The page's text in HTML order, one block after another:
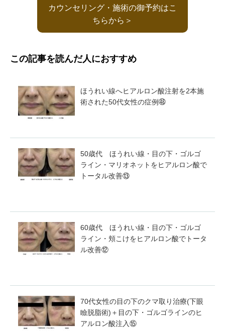
カウンセリング・施術の御予約はこ
ちらから＞
この記事を読んだ人におすすめ
ほうれい線へヒアルロン酸注射を2本施
術された50代女性の症例㊽
50歳代 ほうれい線・目の下・ゴルゴ
ライン・マリオネットをヒアルロン酸で
トータル改善⑬
60歳代 ほうれい線・目の下・ゴルゴ
ライン・頬こけをヒアルロン酸でトータ
ル改善⑫
70代女性の目の下のクマ取り治療(下眼
瞼脱脂術)＋目の下・ゴルゴラインのヒ
アルロン酸注入⑮